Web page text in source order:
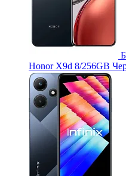
Honor X9d 8/256GB